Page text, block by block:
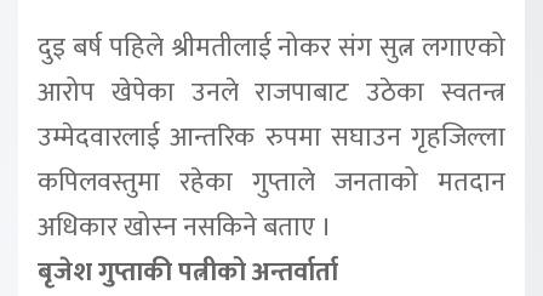
दुइ बर्ष पहिले श्रीमतीलाई नोकर संग सुत्न लगाएको
आरोप खेपेका उनले राजपाबाट उठेका स्वतन्त्र
उम्मेदवारलाई आन्तरिक रुपमा सघाउन गृहजिल्ला
कपिलवस्तुमा रहेका गुप्ताले जनताको मतदान
अधिकार खोस्न नसकिने बताए ।
बृजेश गुप्ताकी पत्नीको अन्तर्वार्ता